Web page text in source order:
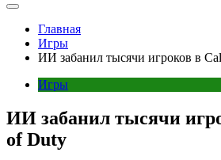
Главная
Игры
ИИ забанил тысячи игроков в
Игры
ИИ забанил тысячи
of Duty